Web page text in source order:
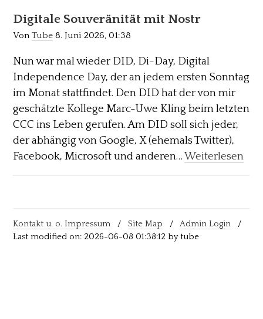
Digitale Souveränität mit Nostr
VonTube 8. Juni 2026, 01:38
Nun war mal wieder DID, Di-Day, Digital
Independence Day, der an jedem ersten Sonntag
im Monat stattfindet. Den DID hat der von mir
geschätzte Kollege Marc-Uwe Kling beim letzten
CCC ins Leben gerufen. Am DID soll sich jeder,
der abhängig von Google, X (ehemals Twitter),
Facebook, Microsoft und anderen…Weiterlesen
Kontakt u. o. Impressum /Site Map /Admin Login /
Last modified on: 2026-06-08 01:38:12 by tube